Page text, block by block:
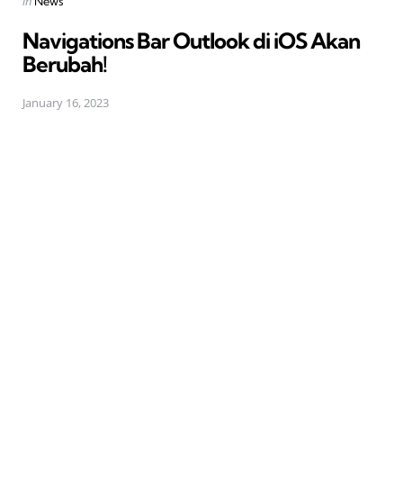
Navigations Bar Outlook di iOS Akan
Berubah!
January 16, 2023